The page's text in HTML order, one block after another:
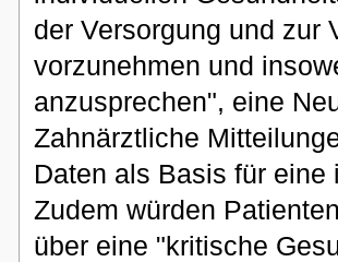
der Versorgung und zur
vorzunehmen und
anzusprechen", eine
Zahnärztliche
Daten als Basis für
Zudem würden
über eine "kritische